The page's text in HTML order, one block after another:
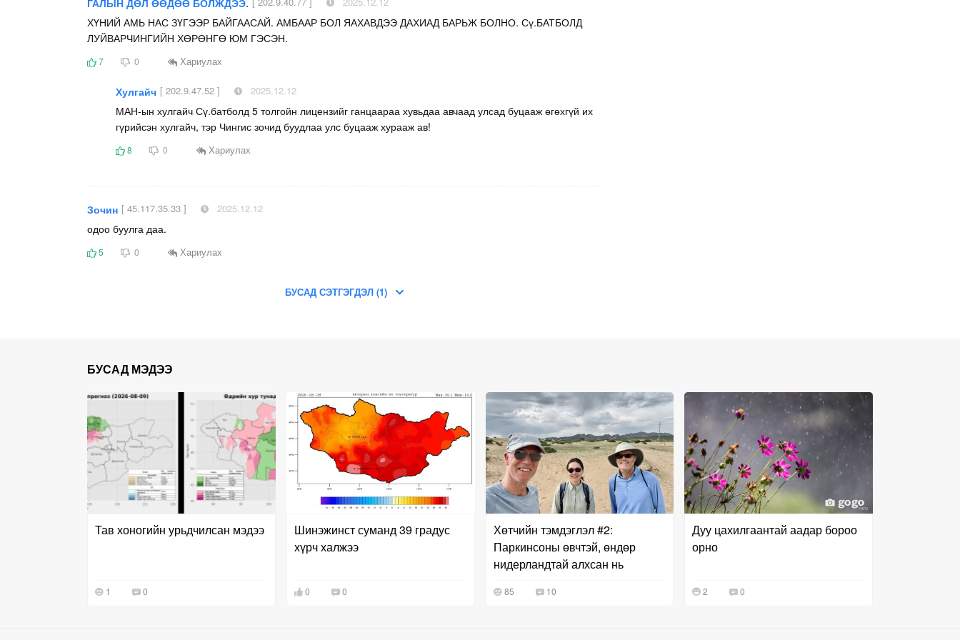
ХҮНИЙ АМЬ НАС ЗҮГЭЭР БАЙГААСАЙ. АМБААР БОЛ ЯАХАВДЭЭ ДАХИАД БАРЬЖ БОЛНО. Сү.БАТБОЛД
ЛУЙВАРЧИНГИЙН ХӨРӨНГӨ ЮМ ГЭСЭН.
7 0 Хариулах
Хулгайч [ 202.9.47.52 ] 2025.12.12
МАН-ын хулгайч Сү.батболд 5 толгойн лицензийг ганцаараа хувьдаа авчаад улсад буцааж өгөхгүй их
гүрийсэн хулгайч, тэр Чингис зочид буудлаа улс буцааж хурааж ав!
8 0 Хариулах
Зочин [ 45.117.35.33 ] 2025.12.12
одоо буулга даа.
5 0 Хариулах
БУСАД СЭТГЭГДЭЛ (1)
БУСАД МЭДЭЭ
Тав хоногийн урьдчилсан мэдээ
1 0
Шинэжинст суманд 39 градус
хүрч халжээ
0 0
Хөтчийн тэмдэглэл #2:
Паркинсоны өвчтэй, өндөр
нидерландтай алхсан нь
85 10
Дуу цахилгаантай аадар бороо
орно
2 0